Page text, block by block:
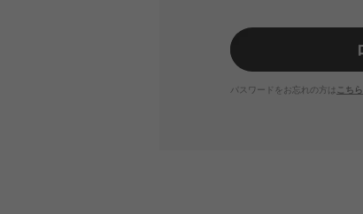
パスワードをお忘れの方は こちら